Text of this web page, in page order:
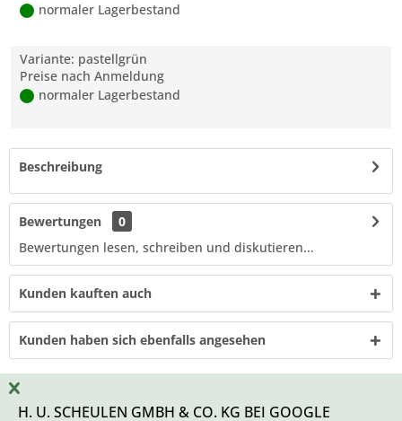
normaler Lagerbestand
Variante: pastellgrün
Preise nach Anmeldung
normaler Lagerbestand
Beschreibung
Bewertungen
0
Bewertungen lesen, schreiben und diskutieren...
Kunden kauften auch
Kunden haben sich ebenfalls angesehen
H. U. SCHEULEN GMBH & CO. KG BEI GOOGLE